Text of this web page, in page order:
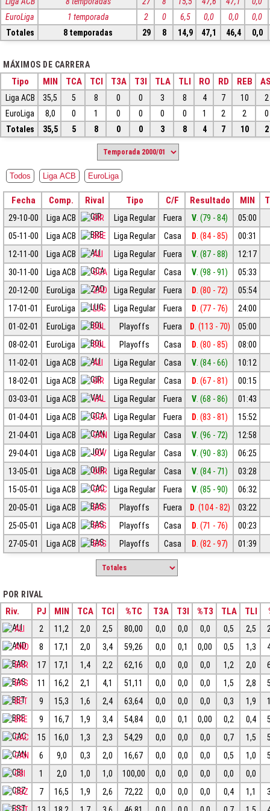
EuroLiga
1 temporada 2 0 6,5 0,0 0,0
0,0
Totales
8 temporadas 29 8 14,9 47,1 46,4 0,0
MÁXIMOS DE CARRERA
Tipo MIN TCA TCI T3A T3I TLA TLI RO RD REB
Liga ACB 35,5 5 8 0 0 3 8 4 7 10
2
EuroLiga
8,0 0 1 0 0 0 0 1 2 2
0
Totales
35,5 5 8 0 0 3 8 4 7 10 2
Todos Liga ACB EuroLiga
Fecha Comp. Rival Tipo C/F Resultado MIN
29-10-00 Liga ACB GIR Liga Regular Fuera V. (79 - 84)
05:00
05-11-00
Liga ACB BRE Liga Regular Casa D. (84 - 85)
00:31
12-11-00
Liga ACB ALI Liga Regular Fuera V. (87 - 88)
12:17
30-11-00
Liga ACB GCA Liga Regular Casa V. (98 - 91)
05:33
20-12-00
EuroLiga ZAD Liga Regular Fuera D. (80 - 72)
05:54
17-01-01
EuroLiga LUG Liga Regular Fuera D. (77 - 76)
24:00
01-02-01
EuroLiga BOL Playoffs Fuera D. (113 - 70)
05:00
08-02-01
EuroLiga BOL Playoffs Casa D. (80 - 85)
08:00
11-02-01
Liga ACB ALI Liga Regular Casa V. (84 - 66)
10:12
18-02-01
Liga ACB GIR Liga Regular Casa D. (67 - 81)
00:15
03-03-01
Liga ACB VAL Liga Regular Fuera V. (68 - 86)
01:43
01-04-01
Liga ACB GCA Liga Regular Fuera D. (83 - 81)
15:52
21-04-01
Liga ACB CAN Liga Regular Casa V. (96 - 72)
12:58
29-04-01
Liga ACB JOV Liga Regular Casa V. (90 - 83)
06:25
13-05-01
Liga ACB OUR Liga Regular Casa V. (84 - 71)
03:28
15-05-01
Liga ACB CAC Liga Regular Fuera V. (85 - 90)
06:32
20-05-01
Liga ACB BAS Playoffs Fuera D. (104 - 82)
03:22
25-05-01
Liga ACB BAS Playoffs Casa D. (71 - 76)
00:23
27-05-01
Liga ACB BAS Playoffs Casa D. (82 - 97) 01:39
POR RIVAL
Riv. PJ MIN TCA TCI %TC T3A T3I %T3 TLA TLI
ALI 2 11,2 2,0 2,5 80,00 0,0 0,0 0,0 0,5 2,5
AND
8 17,1 2,0 3,4 59,26 0,0 0,1 0,00 0,5 1,3
BAR
17 17,1 1,4 2,2 62,16 0,0 0,0 0,0 1,2 2,0
BAS
11 16,2 2,1 4,1 51,11 0,0 0,0 0,0 1,5 2,8
BET
9 15,3 1,6 2,4 63,64 0,0 0,0 0,0 0,3 1,9
BRE
9 16,7 1,9 3,4 54,84 0,0 0,1 0,00 0,2 0,4
CAC
15 16,0 1,3 2,3 54,29 0,0 0,0 0,0 0,7 1,5
CAN
6 9,0 0,3 2,0 16,67 0,0 0,0 0,0 0,5 1,0
CBI
1 2,0 1,0 1,0 100,00 0,0 0,0 0,0 0,0
0,0
CBZ
7 16,5 1,9 2,6 72,22 0,0 0,0 0,0 0,4 1,1